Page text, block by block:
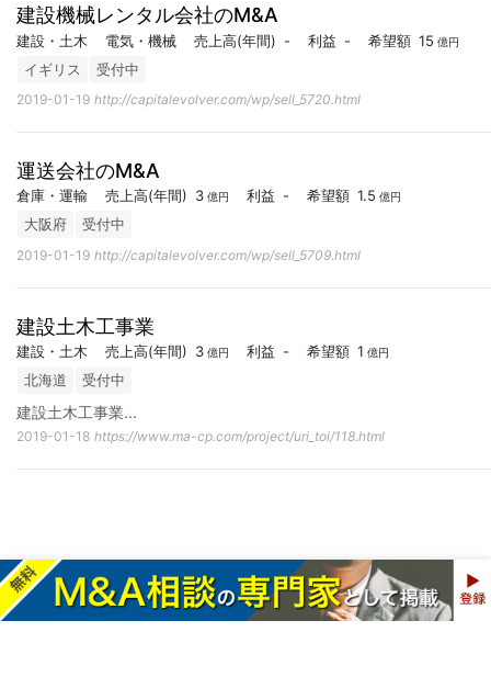
建設機械レンタル会社のM&A
建設・土木 電気・機械 売上高(年間) - 利益 - 希望額 15 億円
イギリス 受付中
2019-01-19 http://capitalevolver.com/wp/sell_5720.html
運送会社のM&A
倉庫・運輸 売上高(年間) 3 億円 利益 - 希望額 1.5 億円
大阪府 受付中
2019-01-19 http://capitalevolver.com/wp/sell_5709.html
建設土木工事業
建設・土木 売上高(年間) 3 億円 利益 - 希望額 1 億円
北海道 受付中
建設土木工事業...
2019-01-18 https://www.ma-cp.com/project/uri_toi/118.html